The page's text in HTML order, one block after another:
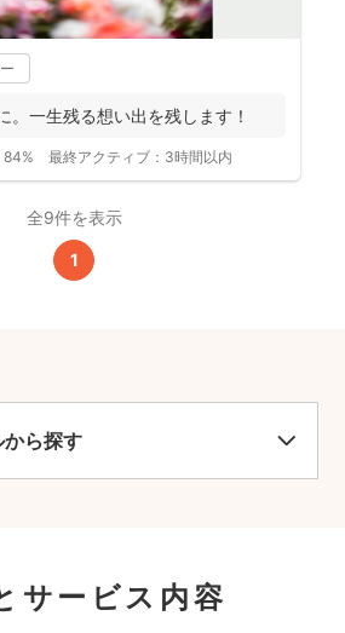
。一生残る想い出を残します！
84% 最終アクティブ： 3時間以内
全9件を表示
1
ら探す
サービス内容